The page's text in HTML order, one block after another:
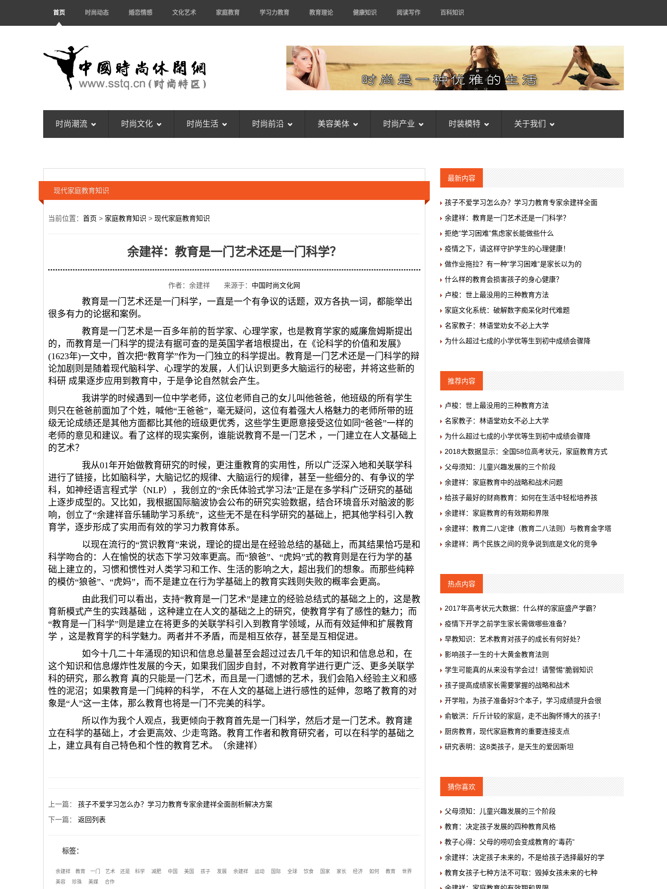
首页 时尚动态 婚恋情感 文化艺术 家庭教育 学习力教育 教育理论 健康知识 阅读写作 百科知识
时尚潮流 时尚文化 时尚生活 时尚前沿 美容美体 时尚产业 时装模特 关于我们
现代家庭教育知识
当前位置： 首页 > 家庭教育知识 > 现代家庭教育知识
余建祥：教育是一门艺术还是一门科学？
作者：余建祥 来源于： 中国时尚文化网
教育是一门艺术还是一门科学，一直是一个有争议的话题，双方各执一词，都能举出
很多有力的论据和案例。
教育是一门艺术是一百多年前的哲学家、心理学家，也是教育学家的威廉詹姆斯提出
的，而教育是一门科学的提法有据可查的是英国学者培根提出，在《论科学的价值和发展》
(1623年)一文中，首次把“教育学”作为一门独立的科学提出。教育是一门艺术还是一门科学的辩
论加剧则是随着现代脑科学、心理学的发展，人们认识到更多大脑运行的秘密，并将这些新的
科研 成果逐步应用到教育中，于是争论自然就会产生。
我讲学的时候遇到一位中学老师，这位老师自己的女儿叫他爸爸，他班级的所有学生
则只在爸爸前面加了个姓，喊他“王爸爸”，毫无疑问，这位有着强大人格魅力的老师所带的班
级无论成绩还是其他方面都比其他的班级更优秀，这些学生更愿意接受这位如同“爸爸”一样的
老师的意见和建议。看了这样的现实案例，谁能说教育不是一门艺术 ，一门建立在人文基础上
的艺术？
我从01年开始做教育研究的时候，更注重教育的实用性，所以广泛深入地和关联学科
进行了链接，比如脑科学，大脑记忆的规律、大脑运行的规律，甚至一些细分的、有争议的学
科，如神经语言程式学（NLP），我创立的“余氏体验式学习法”正是在多学科广泛研究的基础
上逐步成型的。又比如，我根据国际脑波协会公布的研究实验数据，结合环境音乐对脑波的影
响，创立了“余建祥音乐辅助学习系统”，这些无不是在科学研究的基础上，把其他学科引入教
育学，逐步形成了实用而有效的学习力教育体系。
以现在流行的“赏识教育”来说，理论的提出是在经验总结的基础上，而其结果恰巧是和
科学吻合的：人在愉悦的状态下学习效率更高。而“狼爸”、“虎妈”式的教育则是在行为学的基
础上建立的，习惯和惯性对人类学习和工作、生活的影响之大，超出我们的想象。而那些纯粹
的模仿“狼爸”、“虎妈”，而不是建立在行为学基础上的教育实践则失败的概率会更高。
由此我们可以看出，支持“教育是一门艺术”是建立的经验总结式的基础之上的，这是教
育新模式产生的实践基础 ，这种建立在人文的基础之上的研究，使教育学有了感性的魅力；而
“教育是一门科学”则是建立在将更多的关联学科引入到教育学领域，从而有效延伸和扩展教育
学 ，这是教育学的科学魅力。两者并不矛盾，而是相互依存，甚至是互相促进。
如今十几二十年涌现的知识和信息总量甚至会超过过去几千年的知识和信息总和，在
这个知识和信息爆炸性发展的今天，如果我们固步自封，不对教育学进行更广泛、更多关联学
科的研究，那么教育 真的只能是一门艺术，而且是一门遗憾的艺术，我们会陷入经验主义和感
性的泥沼；如果教育是一门纯粹的科学， 不在人文的基础上进行感性的延伸，忽略了教育的对
象是“人”这一主体，那么教育也将是一门不完美的科学。
所以作为我个人观点，我更倾向于教育首先是一门科学，然后才是一门艺术。教育建
立在科学的基础上，才会更高效、少走弯路。教育工作者和教育研究者，可以在科学的基础之
上，建立具有自己特色和个性的教育艺术。（余建祥）
上一篇： 孩子不爱学习怎么办？学习力教育专家余建祥全面剖析解决方案
下一篇： 返回列表
标签：
余建祥 教育 一门 艺术 还是 科学 减肥 中国 美国 孩子 发展 余建祥 运动 国际 全球 饮食 国家 家长 经济 如何 教育
世界
美容
珍珠 美媒 合作
最新内容
孩子不爱学习怎么办？学习力教育专家余建祥全面
余建祥：教育是一门艺术还是一门科学？
拒绝“学习困难”焦虑家长能做些什么
疫情之下，请这样守护学生的心理健康！
做作业拖拉？有一种“学习困难”是家长以为的
什么样的教育会损害孩子的身心健康？
卢梭：世上最没用的三种教育方法
家庭文化系统：破解数字痴呆化时代难题
名家教子：林语堂劝女不必上大学
为什么超过七成的小学优等生到初中成绩会骤降
推荐内容
卢梭：世上最没用的三种教育方法
名家教子：林语堂劝女不必上大学
为什么超过七成的小学优等生到初中成绩会骤降
2018大数据显示：全国58位高考状元，家庭教育方式
父母须知：儿童兴趣发展的三个阶段
余建祥：家庭教育中的战略和战术问题
给孩子最好的财商教育：如何在生活中轻松培养孩
余建祥：家庭教育的有效期和界限
余建祥：教育二八定律（教育二八法则）与教育金字塔
余建祥：两个民族之间的竞争说到底是文化的竞争
热点内容
2017年高考状元大数据：什么样的家庭盛产学霸？
疫情下开学之前学生家长需做哪些准备？
早教知识：艺术教育对孩子的成长有何好处？
影响孩子一生的十大黄金教育法则
学生可能真的从来没有学会过！请警惕“脆弱知识
孩子提高成绩家长需要掌握的战略和战术
开学啦，为孩子准备好3个本子，学习成绩提升会很
俞敏洪：斤斤计较的家庭，走不出胸怀博大的孩子！
厨房教育，现代家庭教育的重要连接支点
研究表明：这8类孩子，是天生的爱因斯坦
猜你喜欢
父母须知：儿童兴趣发展的三个阶段
教育：决定孩子发展的四种教育风格
教子心得：父母的唠叨会变成教育的“毒药”
余建祥：决定孩子未来的，不是给孩子选择最好的学
教育女孩子七种方法不可取：毁掉女孩未来的七种